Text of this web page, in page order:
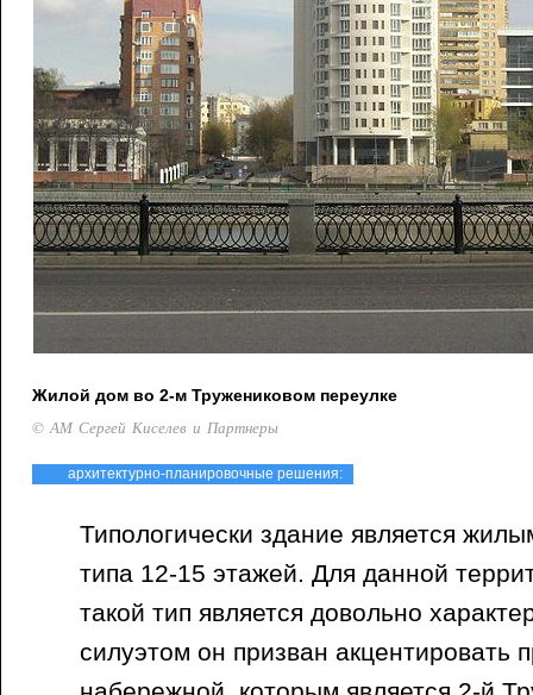
Жилой дом во 2-м Тружениковом переулке
© АМ Сергей Киселев и Партнеры
архитектурно-планировочные решения:
Типологически здание является
типа 12-15 этажей. Для данной
такой тип является довольно
силуэтом он призван акцентировать